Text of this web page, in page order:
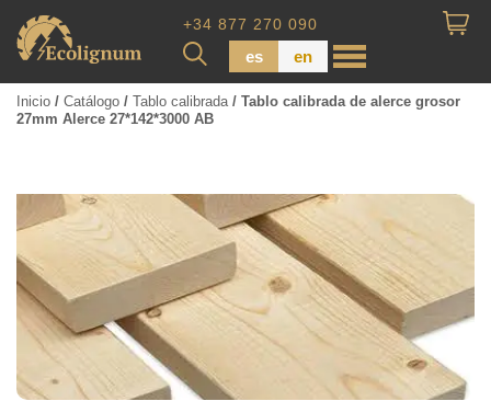
+34 877 270 090
es en
Tabla de piso
Tableros de Madera
Tablo calibrada
Inicio / Catálogo / Tablo calibrada/ Tablo calibrada de alerce grosor
27mm Alerce 27*142*3000 AB